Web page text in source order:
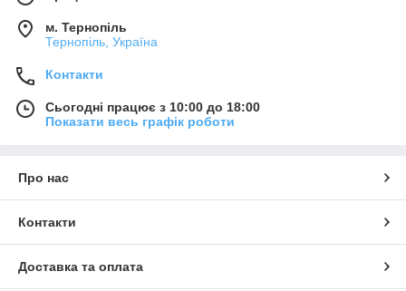
м. Тернопіль
Тернопіль, Україна
Контакти
Сьогодні працює з 10:00 до 18:00
Показати весь графік роботи
Про нас
Контакти
Доставка та оплата